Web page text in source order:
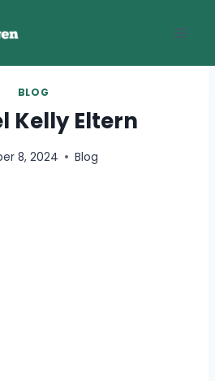
BLOG
Kelly Eltern
8, 2024 Blog